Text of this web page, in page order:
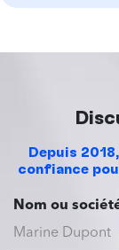
Depuis
confiance
Nom ou